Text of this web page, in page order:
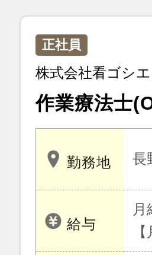
正社員
株式会社看ゴシエ
作業療法士
勤務地 長
給与